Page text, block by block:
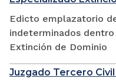
Edicto emplazatorio
indeterminados
Extinción de Dominio
Juzgado Tercero